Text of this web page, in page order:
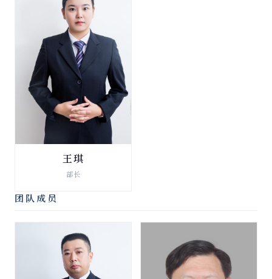
法律顾问
王琪
部长
团队成员